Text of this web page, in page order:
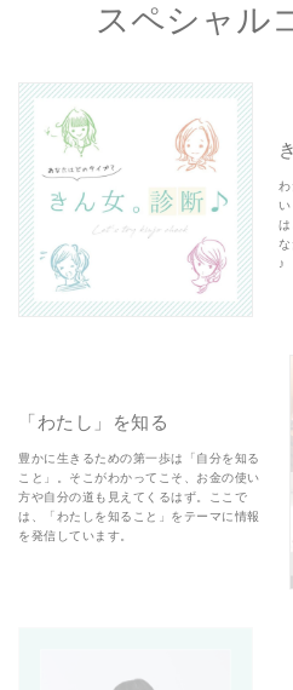
スペシャル
わ
な
♪
「わたし」を知る
豊かに生きるための第一歩は「自分を知る
こと」。そこがわかってこそ、お金の使い
方や自分の道も見えてくるはず。ここで
は、「わたしを知ること」をテーマに情報
を発信しています。